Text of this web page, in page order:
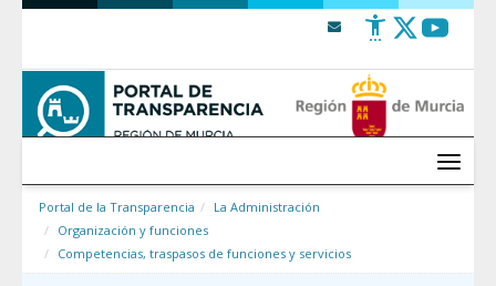
Saltar al contenido
Menú
Portal de la Transparencia
La Administración
Organización y funciones
Competencias, traspasos de funciones y servicios